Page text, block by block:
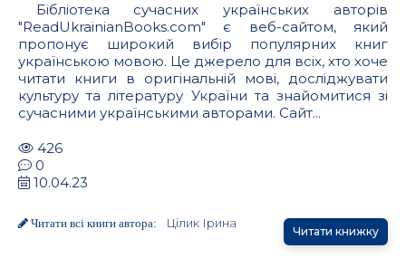
Бібліотека сучасних українських авторів
"ReadUkrainianBooks.com" є веб-сайтом, який
пропонує широкий вибір популярних книг
українською мовою. Це джерело для всіх, хто хоче
читати книги в оригінальній мові, досліджувати
культуру та літературу України та знайомитися зі
сучасними українськими авторами. Сайт...
426
0
10.04.23
Читати всі книги автора: Цілик Ірина
Читати книжку